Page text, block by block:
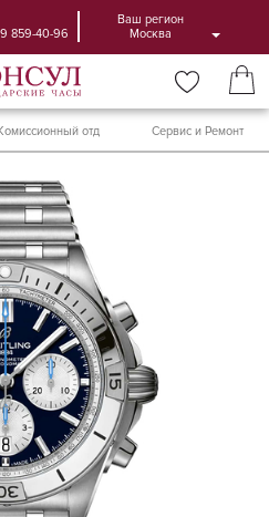
859-40-96
Ваш регион
Москва
отд Сервис и Ремонт